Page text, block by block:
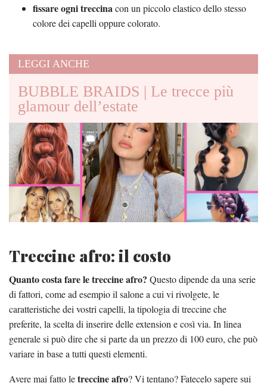
fissare ogni treccinacon un piccolo elastico dello stesso
colore dei capelli oppure colorato.
LEGGI ANCHE
BUBBLE BRAIDS | Le trecce più
glamour dell’estate
Treccine afro: il costo
Quanto costa fare le treccine afro? Questo dipende da una serie
di fattori, come ad esempio il salone a cui vi rivolgete, le
caratteristiche dei vostri capelli, la tipologia di treccine che
preferite, la scelta di inserire delle extension e così via. In linea
generale si può dire che si parte da un prezzo di 100 euro, che può
variare in base a tutti questi elementi.
Avere mai fatto letreccine afro? Vi tentano? Fatecelo sapere sui